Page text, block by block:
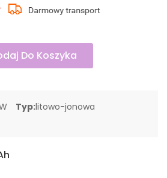
Do Koszyka
Typ:litowo-jonowa